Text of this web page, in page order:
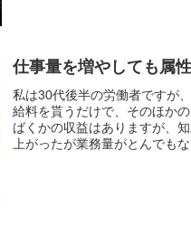
仕事量を増やしても属
私は30代後半の労働者ですが
給料を貰うだけで、そのほか
ばくかの収益はありますが、
上がったが業務量がとんでも